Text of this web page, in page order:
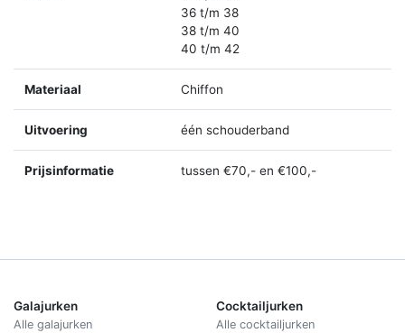
36 t/m 38
38 t/m 40
40 t/m 42
Materiaal Chiffon
Uitvoering één schouderband
Prijsinformatie tussen €70,- en €100,-
Galajurken
Alle galajurken
Cocktailjurken
Alle cocktailjurken